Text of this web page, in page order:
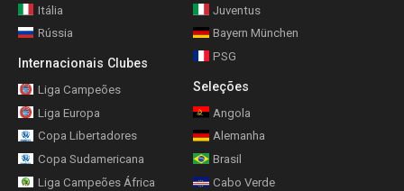
Itália
Rússia
Internacionais Clubes
Liga Campeões
Liga Europa
Copa Libertadores
Copa Sudamericana
Liga Campeões África
Juventus
Bayern München
PSG
Seleções
Angola
Alemanha
Brasil
Cabo Verde